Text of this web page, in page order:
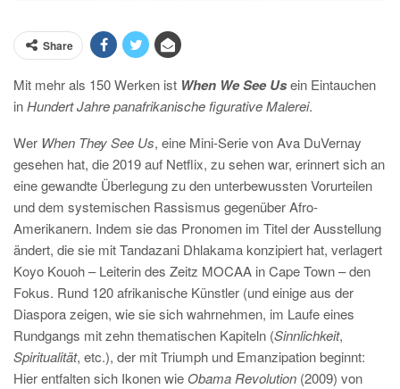
Share
Mit mehr als 150 Werken ist When We See Usein Eintauchen
inHundert Jahre panafrikanische figurative Malerei.
Wer When They See Us, eine Mini-Serie von Ava DuVernay
gesehen hat, die 2019 auf Netflix, zu sehen war, erinnert sich an
eine gewandte Überlegung zu den unterbewussten Vorurteilen
und dem systemischen Rassismus gegenüber Afro-
Amerikanern. Indem sie das Pronomen im Titel der Ausstellung
ändert, die sie mit Tandazani Dhlakama konzipiert hat, verlagert
Koyo Kouoh – Leiterin des Zeitz MOCAA in Cape Town – den
Fokus. Rund 120 afrikanische Künstler (und einige aus der
Diaspora zeigen, wie sie sich wahrnehmen, im Laufe eines
Rundgangs mit zehn thematischen Kapiteln (Sinnlichkeit,
Spiritualität, etc.), der mit Triumph und Emanzipation beginnt:
Hier entfalten sich Ikonen wie Obama Revolution (2009) von